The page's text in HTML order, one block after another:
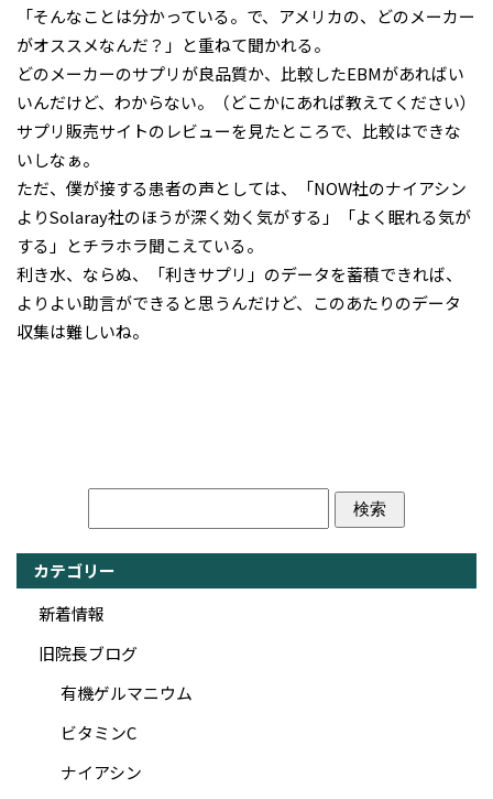
「そんなことは分かっている。で、アメリカの、どのメーカー
がオススメなんだ？」と重ねて聞かれる。
どのメーカーのサプリが良品質か、比較したEBMがあればい
いんだけど、わからない。（どこかにあれば教えてください）
サプリ販売サイトのレビューを見たところで、比較はできな
いしなぁ。
ただ、僕が接する患者の声としては、「NOW社のナイアシン
よりSolaray社のほうが深く効く気がする」「よく眠れる気が
する」とチラホラ聞こえている。
利き水、ならぬ、「利きサプリ」のデータを蓄積できれば、
よりよい助言ができると思うんだけど、このあたりのデータ
収集は難しいね。
カテゴリー
新着情報
旧院長ブログ
有機ゲルマニウム
ビタミンC
ナイアシン